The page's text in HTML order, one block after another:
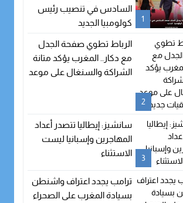
1
السادس في تنصيب رئيس
كولومبيا الجديد
2
الرباط تطوي صفحة الجدل
مع دكار.. المغرب يؤكد متانة
الشراكة والسنغال على موعد
3
سانشيز: إيطاليا تتصدر أعداد
المهاجرين وإسبانيا ليست
الاستثناء
ترامب يجدد اعتراف واشنطن
بسيادة المغرب على الصحراء